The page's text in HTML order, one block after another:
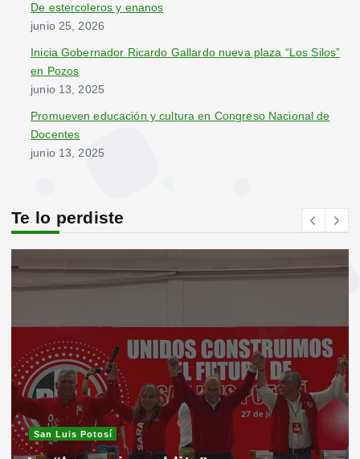
De estercoleros y enanos
junio 25, 2026
Inicia Gobernador Ricardo Gallardo nueva plaza “Los Silos”
en Pozos
junio 13, 2025
Promueven educación y cultura en Congreso Nacional de
Docentes
junio 13, 2025
Te lo perdiste
San Luis Potosí